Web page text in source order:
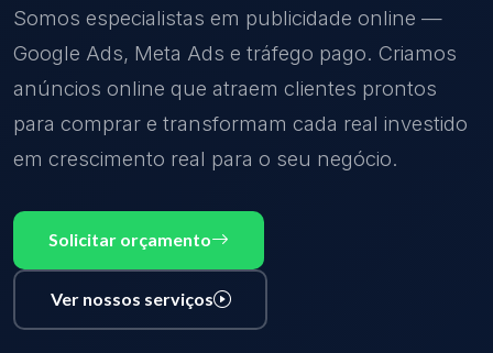
Somos especialistas em publicidade online —
Google Ads, Meta Ads e tráfego pago. Criamos
anúncios online que atraem clientes prontos
para comprar e transformam cada real investido
em crescimento real para o seu negócio.
Solicitar orçamento
Ver nossos serviços